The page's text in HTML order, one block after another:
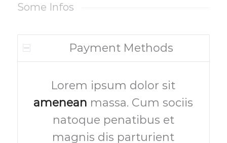
Some Infos
Payment Methods
Lorem ipsum dolor sit
amenean massa. Cum sociis
natoque penatibus et
magnis dis parturient